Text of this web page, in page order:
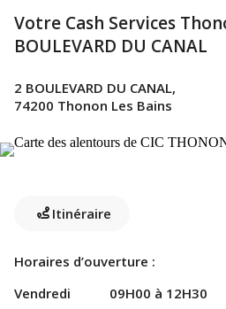
Votre Cash Services
BOULEVARD DU CANAL
2 BOULEVARD DU CANAL,
74200 Thonon Les Bains
Itinéraire
Horaires d’ouverture :
Vendredi
09H00 à 12H30